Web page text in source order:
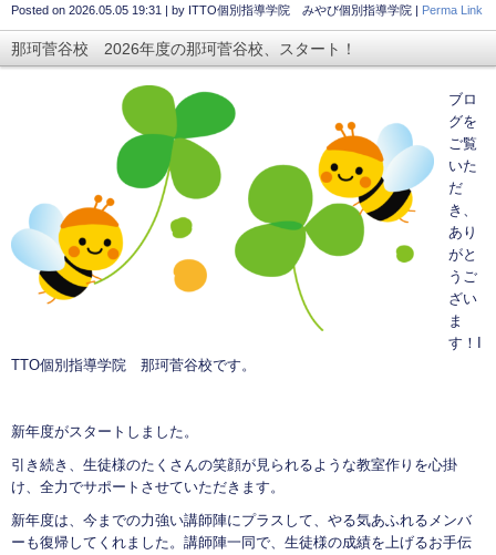
Posted on 2026.05.05 19:31 | by ITTO個別指導学院 みやび個別指導学院 | Perma Link
那珂菅谷校 2026年度の那珂菅谷校、スタート！
ブロ
グを
ご覧
いた
だ
き、
あり
がと
うご
ざい
ま
す！I
TTO個別指導学院 那珂菅谷校です。
新年度がスタートしました。
引き続き、生徒様のたくさんの笑顔が見られるような教室作りを心掛
け、全力でサポートさせていただきます。
新年度は、今までの力強い講師陣にプラスして、やる気あふれるメンバ
ーも復帰してくれました。講師陣一同で、生徒様の成績を上げるお手伝